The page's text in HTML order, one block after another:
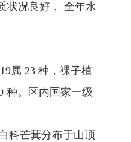
状况良好， 全年水
属 23 种，裸子植
种。区内国家一级
科芒萁分布于山顶